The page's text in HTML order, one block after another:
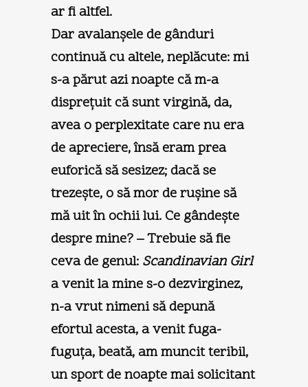
ar fi altfel.
Dar avalanşele de gânduri
continuă cu altele, neplăcute: mi
s-a părut azi noapte că m-a
dispreţuit că sunt virgină, da,
avea o perplexitate care nu era
de apreciere, însă eram prea
euforică să sesizez; dacă se
trezeşte, o să mor de ruşine să
mă uit în ochii lui. Ce gândeşte
despre mine? – Trebuie să fie
ceva de genul: Scandinavian Girl
a venit la mine s-o dezvirginez,
n-a vrut nimeni să depună
efortul acesta, a venit fuga-
fuguţa, beată, am muncit teribil,
un sport de noapte mai solicitant